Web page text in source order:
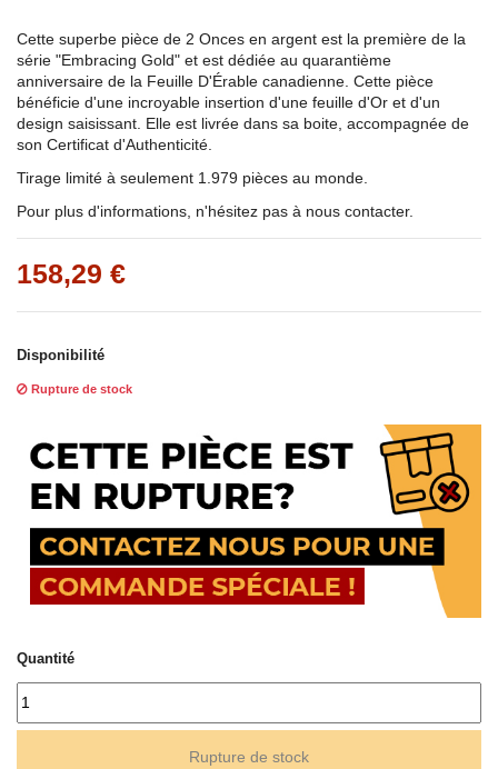
Cette superbe pièce de 2 Onces en argent est la première de la
série "Embracing Gold" et est dédiée au quarantième
anniversaire de la Feuille D'Érable canadienne. Cette pièce
bénéficie d'une incroyable insertion d'une feuille d'Or et d'un
design saisissant. Elle est livrée dans sa boite, accompagnée de
son Certificat d'Authenticité.
Tirage limité à seulement 1.979 pièces au monde.
Pour plus d'informations, n'hésitez pas à nous contacter.
158,29 €
Disponibilité
Rupture de stock
Quantité
Rupture de stock